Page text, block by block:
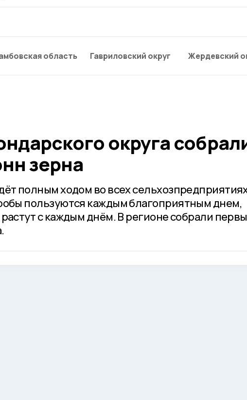
область Гавриловский округ Жердевский
округа
зерна
полным ходом во всех
пользуются каждым благоприятным днем,
с каждым днём. В регионе собрали